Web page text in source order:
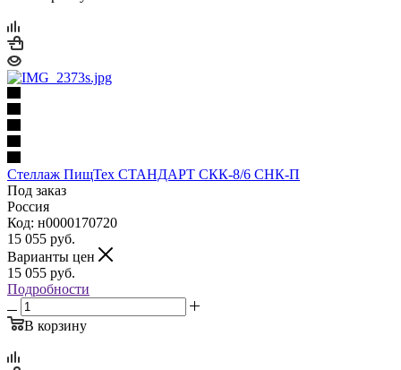
Стеллаж ПищТех СТАНДАРТ СКК-8/6 СНК-П
Под заказ
Россия
Код: н0000170720
15 055 руб.
Варианты цен
15 055 руб.
Подробности
В корзину